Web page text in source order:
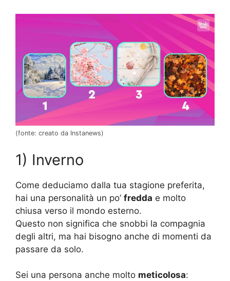
(fonte: creato da Instanews)
1) Inverno
Come deduciamo dalla tua stagione preferita,
hai una personalità un po’ fredda e molto
chiusa verso il mondo esterno.
Questo non significa che snobbi la compagnia
degli altri, ma hai bisogno anche di momenti da
passare da solo.
Sei una persona anche molto meticolosa: